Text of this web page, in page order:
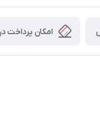
امکان پرداخت